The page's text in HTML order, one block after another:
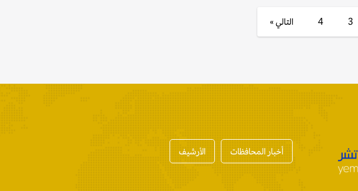
3
4 التالي »
أخبار المحافظات الأرشيف